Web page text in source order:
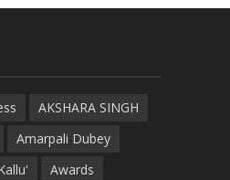
AKSHARA SINGH
Amarpali Dubey
Awards